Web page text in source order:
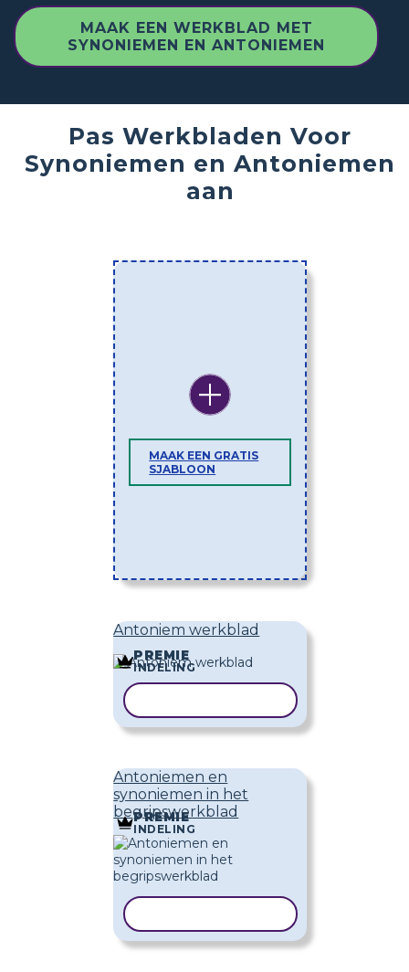
MAAK EEN WERKBLAD MET
SYNONIEMEN EN ANTONIEMEN
Pas Werkbladen Voor
Synoniemen en Antoniemen
aan
MAAK EEN GRATIS
SJABLOON
Antoniem werkblad
PREMIE
INDELING
Antoniemen en
synoniemen in het
begripswerkblad
PREMIE
INDELING